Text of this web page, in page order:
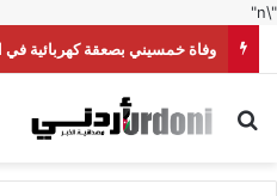
"\n"
وفاة خمسيني بصعقة كهربائية في
بحث عن